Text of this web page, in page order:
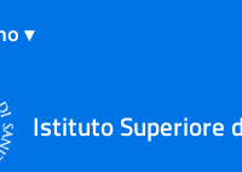
Istituto Superiore